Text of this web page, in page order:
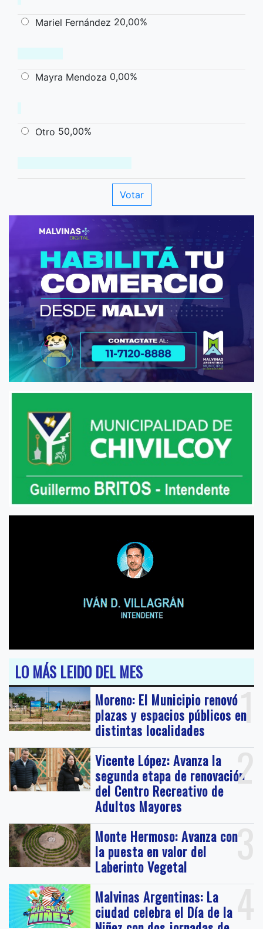
Mariel Fernández 20,00%
Mayra Mendoza 0,00%
Otro 50,00%
LO MÁS LEIDO DEL MES
1
Moreno: El Municipio renovó
plazas y espacios públicos en
distintas localidades
2
Vicente López: Avanza la
segunda etapa de renovación
del Centro Recreativo de
Adultos Mayores
3
Monte Hermoso: Avanza con
la puesta en valor del
Laberinto Vegetal
4
Malvinas Argentinas: La
ciudad celebra el Día de la